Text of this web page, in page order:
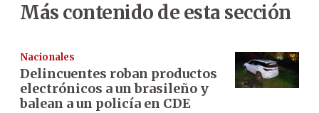
Más contenido de esta sección
Nacionales
Delincuentes roban productos
electrónicos a un brasileño y
balean a un policía en CDE